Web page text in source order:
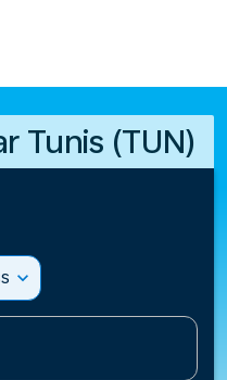
Tunis (TUN)
expand_more